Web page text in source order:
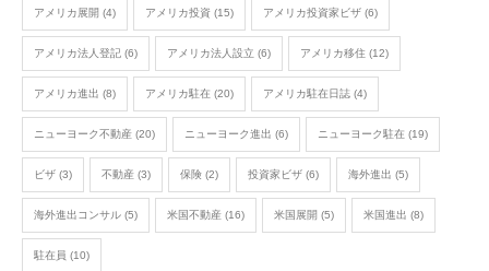
アメリカ展開 (4) アメリカ投資 (15) アメリカ投資家ビザ (6)
アメリカ法人登記 (6) アメリカ法人設立 (6) アメリカ移住 (12)
アメリカ進出 (8) アメリカ駐在 (20) アメリカ駐在日誌 (4)
ニューヨーク不動産 (20) ニューヨーク進出 (6) ニューヨーク駐在 (19)
ビザ (3) 不動産 (3) 保険 (2) 投資家ビザ (6) 海外進出 (5)
海外進出コンサル (5) 米国不動産 (16) 米国展開 (5) 米国進出 (8)
駐在員 (10)